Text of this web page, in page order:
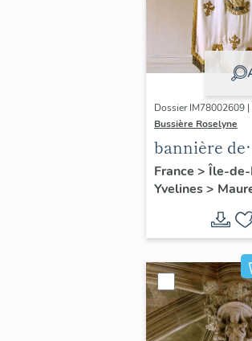
Dossier IM78002609 |
Bussière Roselyne
bannière de
procession :
Immaculée
Conception
France > Île-de-
Yvelines>